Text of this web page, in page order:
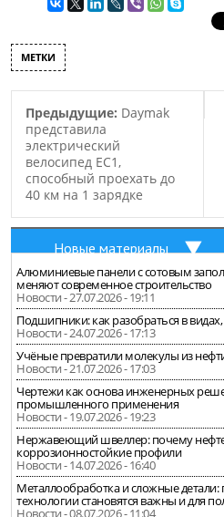
МЕТКИ
Предыдущие: Daymak
представила
электрический
велосипед EC1,
способный проехать до
40 км на 1 зарядке
Новые материалы
Алюминиевые панели с сотовым
меняют современное строительство
Новости - 27.07.2026 - 19:11
Подшипники: как разобраться в
Новости - 24.07.2026 - 17:13
Учёные превратили молекулы из
Новости - 21.07.2026 - 17:03
Чертежи как основа инженерных
промышленного применения
Новости - 19.07.2026 - 19:23
Нержавеющий швеллер: почему
коррозионностойкие профили
Новости - 14.07.2026 - 16:40
Металлообработка и сложные
технологии становятся важны и для
Новости - 08.07.2026 - 11:04